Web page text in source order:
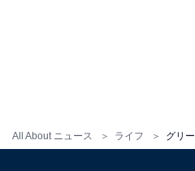
All About ニュース ライフ